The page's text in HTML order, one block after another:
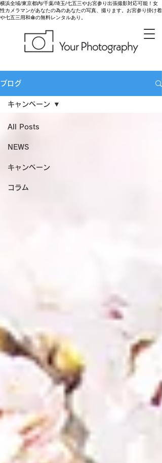
横浜全域/東京都内/千葉/埼玉/七五三やお宮参り出張撮影対応可能！女
性カメラマンがあなたの為のあなたの写真、撮ります。お宮参り掛け着
や七五三用和傘の無料レンタルあり。
ブログ
All Posts
NEWS
キャンペーン
コラム
キャンペーン